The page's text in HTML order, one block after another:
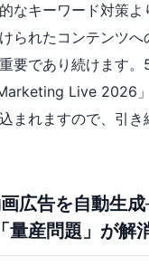
なキーワード対策よ
られたコンテンツへ
要であり続けます
Live 2026
まれますので、引き
広告を自動生
量産問題」が解